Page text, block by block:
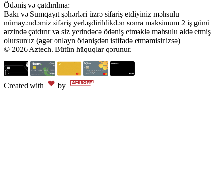
Ödəniş və çatdırılma:
Bakı və Sumqayıt şəhərləri üzrə sifariş etdiyiniz məhsulu
nümayəndəmiz sifariş yerləşdirildikdən sonra maksimum 2 iş günü
ərzində çatdırır və siz yerindəcə ödəniş etməklə məhsulu əldə etmiş
olursunuz (əgər onlayn ödənişdən istifadə etməmisinizsə)
© 2026 Aztech. Bütün hüquqlar qorunur.
Created with by